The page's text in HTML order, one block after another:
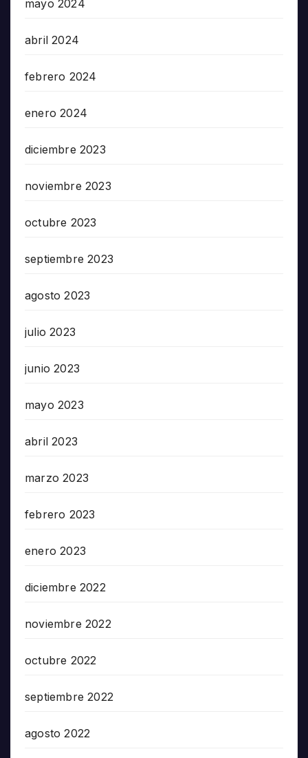
mayo 2024
abril 2024
febrero 2024
enero 2024
diciembre 2023
noviembre 2023
octubre 2023
septiembre 2023
agosto 2023
julio 2023
junio 2023
mayo 2023
abril 2023
marzo 2023
febrero 2023
enero 2023
diciembre 2022
noviembre 2022
octubre 2022
septiembre 2022
agosto 2022